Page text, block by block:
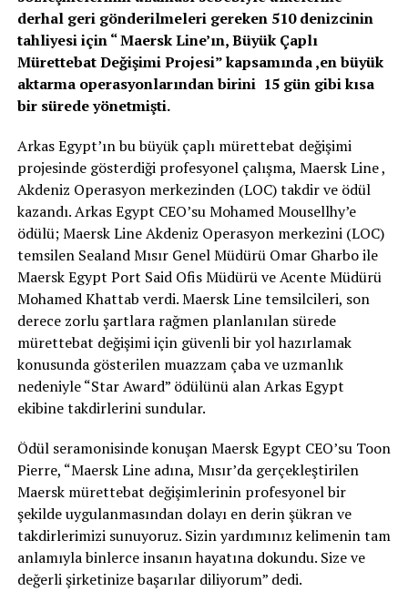
derhal geri gönderilmeleri gereken 510 denizcinin
tahliyesi için “ Maersk Line’ın, Büyük Çaplı
Mürettebat Değişimi Projesi” kapsamında ,en büyük
aktarma operasyonlarından birini 15 gün gibi kısa
bir sürede yönetmişti.
Arkas Egypt’ın bu büyük çaplı mürettebat değişimi
projesinde gösterdiği profesyonel çalışma, Maersk Line ,
Akdeniz Operasyon merkezinden (LOC) takdir ve ödül
kazandı. Arkas Egypt CEO’su Mohamed Mousellhy’e
ödülü; Maersk Line Akdeniz Operasyon merkezini (LOC)
temsilen Sealand Mısır Genel Müdürü Omar Gharbo ile
Maersk Egypt Port Said Ofis Müdürü ve Acente Müdürü
Mohamed Khattab verdi. Maersk Line temsilcileri, son
derece zorlu şartlara rağmen planlanılan sürede
mürettebat değişimi için güvenli bir yol hazırlamak
konusunda gösterilen muazzam çaba ve uzmanlık
nedeniyle “Star Award” ödülünü alan Arkas Egypt
ekibine takdirlerini sundular.
Ödül seramonisinde konuşan Maersk Egypt CEO’su Toon
Pierre, “Maersk Line adına, Mısır’da gerçekleştirilen
Maersk mürettebat değişimlerinin profesyonel bir
şekilde uygulanmasından dolayı en derin şükran ve
takdirlerimizi sunuyoruz. Sizin yardımınız kelimenin tam
anlamıyla binlerce insanın hayatına dokundu. Size ve
değerli şirketinize başarılar diliyorum” dedi.